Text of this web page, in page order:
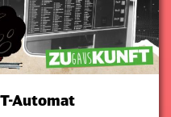
Automat